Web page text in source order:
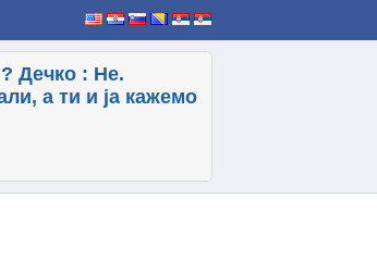
Дечко : Не.
а ти и ја кажемо